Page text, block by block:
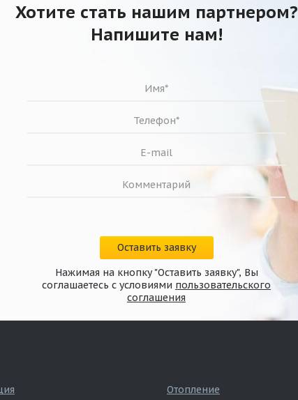
Хотите стать нашим партнером?
Напишите нам!
Оставить заявку
Нажимая на кнопку "Оставить заявку", Вы
соглашаетесь с условиями пользовательского
соглашения
Отопление